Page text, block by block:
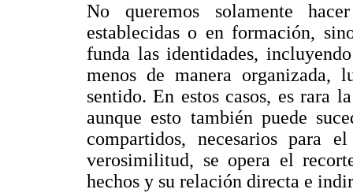
No queremos solamente
establecidas o en formación,
funda las identidades,
menos de manera organizada,
sentido. En estos casos, es rara
aunque esto también puede
compartidos, necesarios
verosimilitud, se opera el
hechos y su relación directa e